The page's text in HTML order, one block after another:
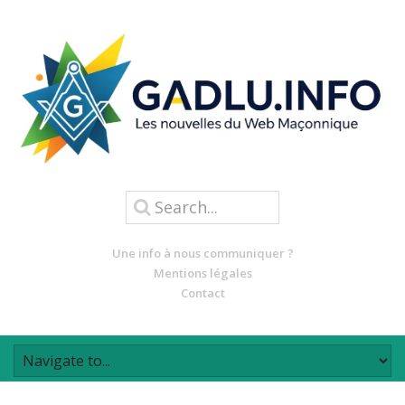
Une info à nous communiquer ?
Mentions légales
Contact